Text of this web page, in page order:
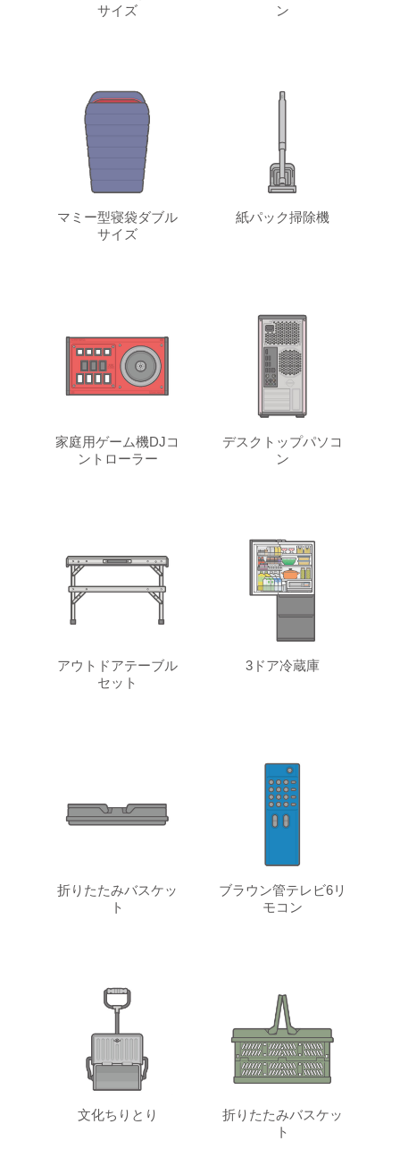
サイズ
ン
マミー型寝袋ダブル
サイズ
紙パック掃除機
家庭用ゲーム機DJコ
ントローラー
デスクトップパソコ
ン
アウトドアテーブル
セット
3ドア冷蔵庫
折りたたみバスケッ
ト
ブラウン管テレビ6リ
モコン
文化ちりとり
折りたたみバスケッ
ト